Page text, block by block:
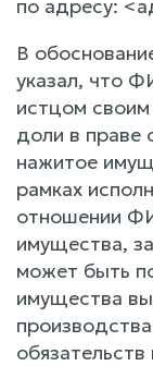
по адресу:
В
указал, что
истцом
доли в праве
нажитое
рамках
отношении
имущества,
может быть
имущества